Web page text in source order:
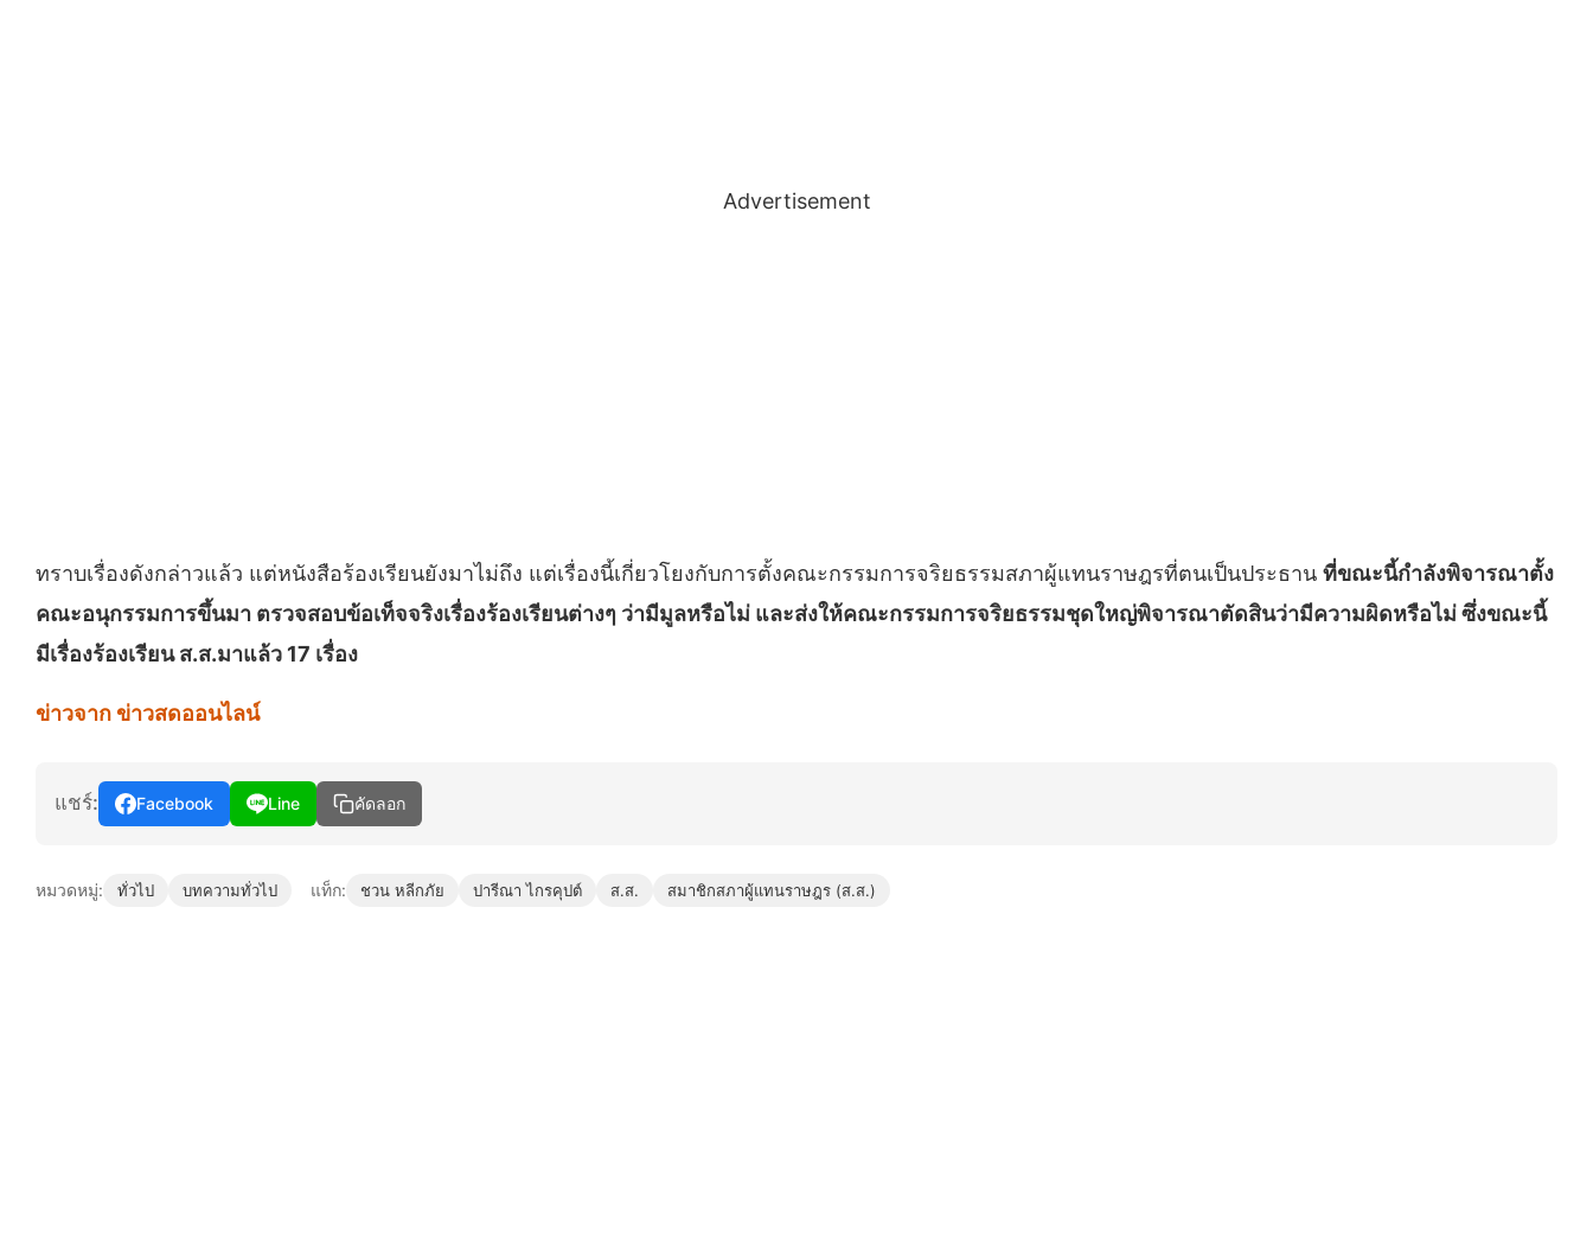
Advertisement
ทราบเรื่องดังกล่าวแล้ว แต่หนังสือร้องเรียนยังมาไม่ถึง แต่เรื่องนี้เกี่ยวโยงกับการตั้งคณะกรรมการจริยธรรมสภาผู้แทนราษฎรที่ตนเป็นประธาน ที่ขณะนี้กำลังพิจารณาตั้ง
คณะอนุกรรมการขึ้นมา ตรวจสอบข้อเท็จจริงเรื่องร้องเรียนต่างๆ ว่ามีมูลหรือไม่ และส่งให้คณะกรรมการจริยธรรมชุดใหญ่พิจารณาตัดสินว่ามีความผิดหรือไม่ ซึ่งขณะนี้
มีเรื่องร้องเรียน ส.ส.มาแล้ว 17 เรื่อง
ข่าวจาก ข่าวสดออนไลน์
แชร์: Facebook Line คัดลอก
หมวดหมู่: ทั่วไป บทความทั่วไป แท็ก: ชวน หลีกภัย ปารีณา ไกรคุปต์ ส.ส. สมาชิกสภาผู้แทนราษฎร (ส.ส.)